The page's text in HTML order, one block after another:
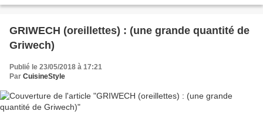
GRIWECH (oreillettes) : (une grande quantité de
Griwech)
Publié le 23/05/2018 à 17:21
Par CuisineStyle